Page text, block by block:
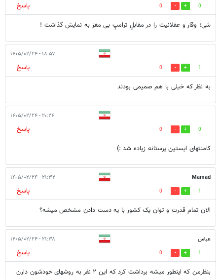
0
0
پاسخ
شی؛ وقار و عقلانیت را در مقابلِ ترامپِ بی مغز به نمایش گذاشت !
۱۸:۵۷ - ۱۴۰۵/۰۲/۲۴
1
0
پاسخ
به نظر که خیلی با هم صمیمی بودند
۲۰:۲۴ - ۱۴۰۵/۰۲/۲۴
0
0
پاسخ
کامنتهای اپستین پرستانه زیاده شد :)
Mamad ۲۱:۳۲ - ۱۴۰۵/۰۲/۲۴
1
0
پاسخ
الان تمام قدرت و توان یک کشور با یه دست دادن مشخص میشه؟
عباس ۲۱:۳۸ - ۱۴۰۵/۰۲/۲۴
1
0
پاسخ
بنظرمن که اینطور میشه برداشت کرد که این ۲ نفر به روشهای خودشون دارن